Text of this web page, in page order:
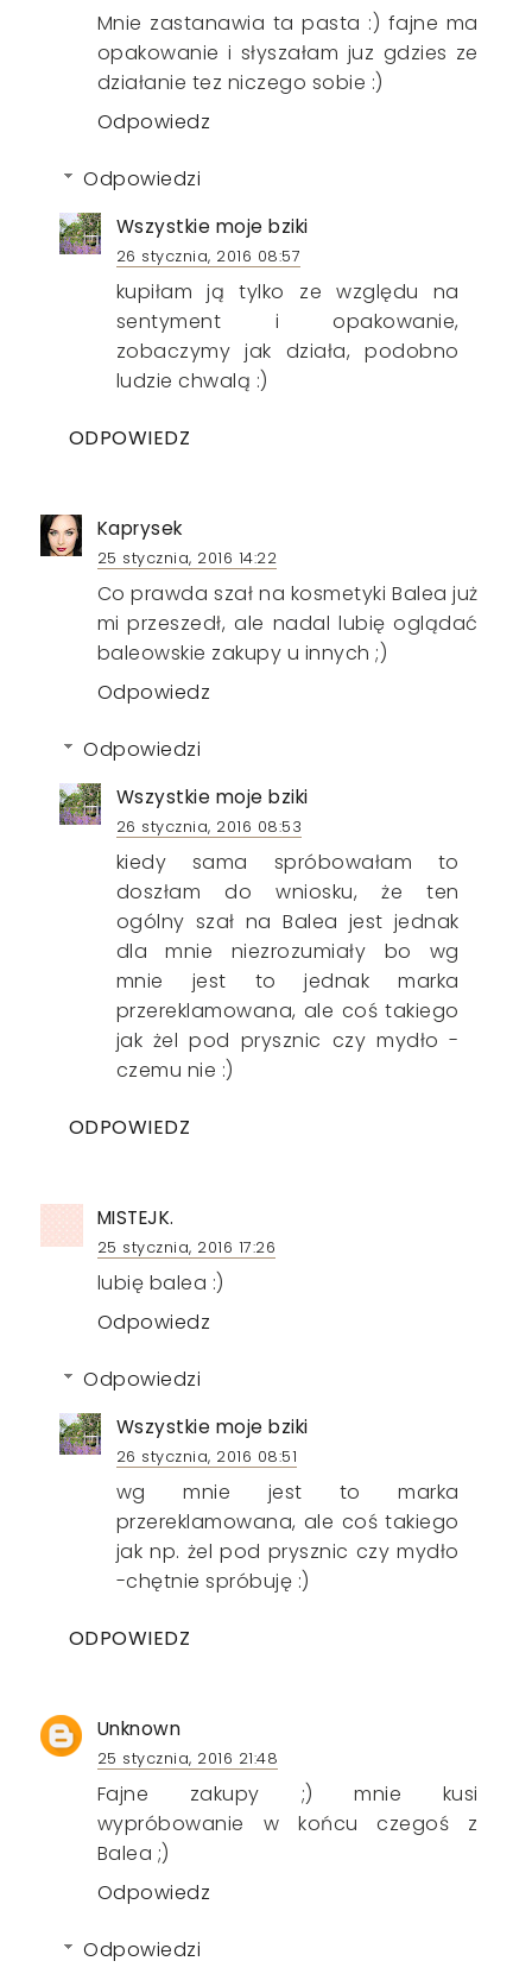
Mnie zastanawia ta pasta :) fajne ma
opakowanie i słyszałam juz gdzies ze
działanie tez niczego sobie :)
Odpowiedz
Odpowiedzi
Wszystkie moje bziki
26 stycznia, 2016 08:57
kupiłam ją tylko ze względu na
sentyment i opakowanie,
zobaczymy jak działa, podobno
ludzie chwalą :)
ODPOWIEDZ
Kaprysek
25 stycznia, 2016 14:22
Co prawda szał na kosmetyki Balea już
mi przeszedł, ale nadal lubię oglądać
baleowskie zakupy u innych ;)
Odpowiedz
Odpowiedzi
Wszystkie moje bziki
26 stycznia, 2016 08:53
kiedy sama spróbowałam to
doszłam do wniosku, że ten
ogólny szał na Balea jest jednak
dla mnie niezrozumiały bo wg
mnie jest to jednak marka
przereklamowana, ale coś takiego
jak żel pod prysznic czy mydło -
czemu nie :)
ODPOWIEDZ
MISTEJK.
25 stycznia, 2016 17:26
lubię balea :)
Odpowiedz
Odpowiedzi
Wszystkie moje bziki
26 stycznia, 2016 08:51
wg mnie jest to marka
przereklamowana, ale coś takiego
jak np. żel pod prysznic czy mydło
-chętnie spróbuję :)
ODPOWIEDZ
Unknown
25 stycznia, 2016 21:48
Fajne zakupy ;) mnie kusi
wypróbowanie w końcu czegoś z
Balea ;)
Odpowiedz
Odpowiedzi